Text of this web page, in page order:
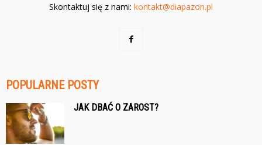
Skontaktuj się z nami: kontakt@diapazon.pl
POPULARNE POSTY
JAK DBAĆ O ZAROST?